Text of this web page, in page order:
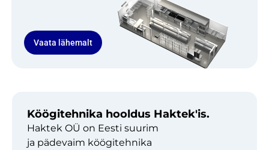
Vaata lähemalt
Köögitehnika hooldus Haktek'is.
Haktek OÜ on Eesti suurim
ja pädevaim köögitehnika